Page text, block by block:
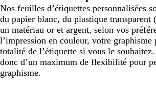
Nos feuilles d’étiquettes personnalisées
du papier blanc, du plastique transparent
un matériau or et argent, selon vos
l’impression en couleur, votre
totalité de l’étiquette si vous le
donc d’un maximum de flexibilité pour
graphisme.